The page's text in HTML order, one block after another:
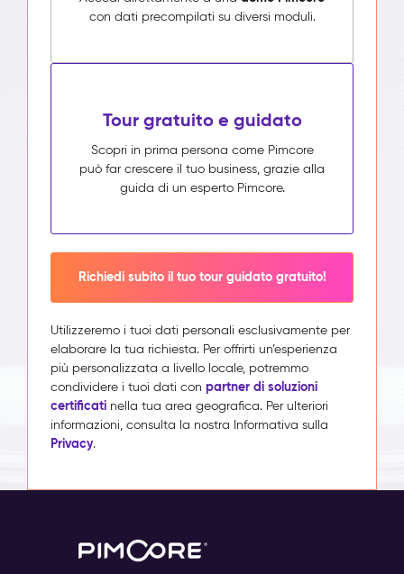
con dati precompilati su diversi moduli.
Tour gratuito e guidato
Scopri in prima persona come Pimcore
può far crescere il tuo business, grazie alla
guida di un esperto Pimcore.
Richiedi subito il tuo tour guidato gratuito!
Utilizzeremo i tuoi dati personali esclusivamente per
elaborare la tua richiesta. Per offrirti un’esperienza
più personalizzata a livello locale, potremmo
condividere i tuoi dati con partner di soluzioni
certificati nella tua area geografica. Per ulteriori
informazioni, consulta la nostra Informativa sulla
Privacy.